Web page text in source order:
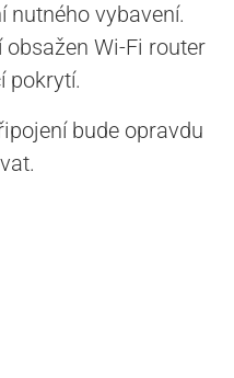
nutného vybavení.
Wi-Fi router
pokrytí.
bude opravdu